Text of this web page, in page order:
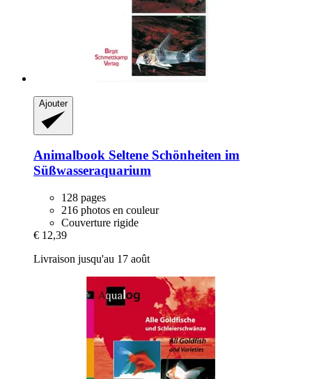
Ajouter
Animalbook Seltene Schönheiten im
Süßwasseraquarium
128 pages
216 photos en couleur
Couverture rigide
€ 12,39
Livraison jusqu'au 17 août